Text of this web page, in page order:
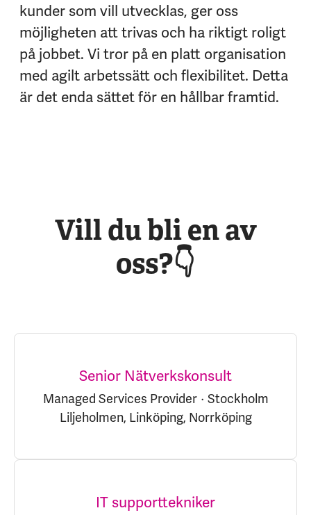
kunder som vill utvecklas, ger oss
möjligheten att trivas och ha riktigt roligt
på jobbet. Vi tror på en platt organisation
med agilt arbetssätt och flexibilitet. Detta
är det enda sättet för en hållbar framtid.
Vill du bli en av
oss?👇
Senior Nätverkskonsult
Managed Services Provider · Stockholm
Liljeholmen, Linköping, Norrköping
IT supporttekniker